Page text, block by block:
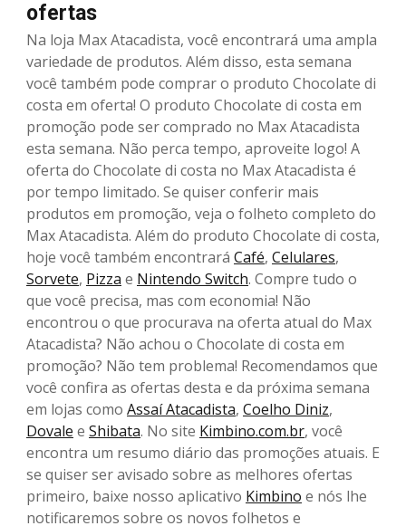
ofertas
Na loja Max Atacadista, você encontrará uma ampla
variedade de produtos. Além disso, esta semana
você também pode comprar o produto Chocolate di
costa em oferta! O produto Chocolate di costa em
promoção pode ser comprado no Max Atacadista
esta semana. Não perca tempo, aproveite logo! A
oferta do Chocolate di costa no Max Atacadista é
por tempo limitado. Se quiser conferir mais
produtos em promoção, veja o folheto completo do
Max Atacadista. Além do produto Chocolate di costa,
hoje você também encontrará Café, Celulares,
Sorvete, Pizza e Nintendo Switch. Compre tudo o
que você precisa, mas com economia! Não
encontrou o que procurava na oferta atual do Max
Atacadista? Não achou o Chocolate di costa em
promoção? Não tem problema! Recomendamos que
você confira as ofertas desta e da próxima semana
em lojas como Assaí Atacadista, Coelho Diniz,
Dovale e Shibata. No site Kimbino.com.br, você
encontra um resumo diário das promoções atuais. E
se quiser ser avisado sobre as melhores ofertas
primeiro, baixe nosso aplicativo Kimbino e nós lhe
notificaremos sobre os novos folhetos e